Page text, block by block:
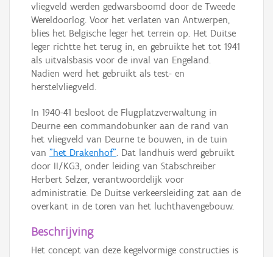
vliegveld werden gedwarsboomd door de Tweede
Wereldoorlog. Voor het verlaten van Antwerpen,
blies het Belgische leger het terrein op. Het Duitse
leger richtte het terug in, en gebruikte het tot 1941
als uitvalsbasis voor de inval van Engeland.
Nadien werd het gebruikt als test- en
herstelvliegveld.
In 1940-41 besloot de Flugplatzverwaltung in
Deurne een commandobunker aan de rand van
het vliegveld van Deurne te bouwen, in de tuin
van "het Drakenhof". Dat landhuis werd gebruikt
door II/KG3, onder leiding van Stabschreiber
Herbert Selzer, verantwoordelijk voor
administratie. De Duitse verkeersleiding zat aan de
overkant in de toren van het luchthavengebouw.
Beschrijving
Het concept van deze kegelvormige constructies is